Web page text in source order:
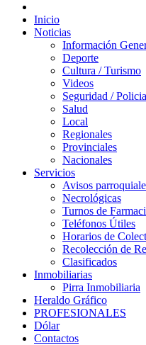
Diario de Las Varillas
Inicio
Noticias
Información
Deporte
Cultura / Turismo
Videos
Seguridad /
Salud
Local
Regionales
Provinciales
Nacionales
Servicios
Avisos
Necrológicas
Turnos de
Teléfonos Útiles
Horarios de
Recolección de
Clasificados
Inmobiliarias
Pirra Inmobiliaria
Heraldo Gráfico
PROFESIONALES
Dólar
Contactos